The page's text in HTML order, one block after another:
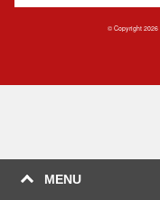
MENU
© Copyright 2026